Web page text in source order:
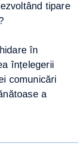
tipare
în
înțelegerii
comunicări
a